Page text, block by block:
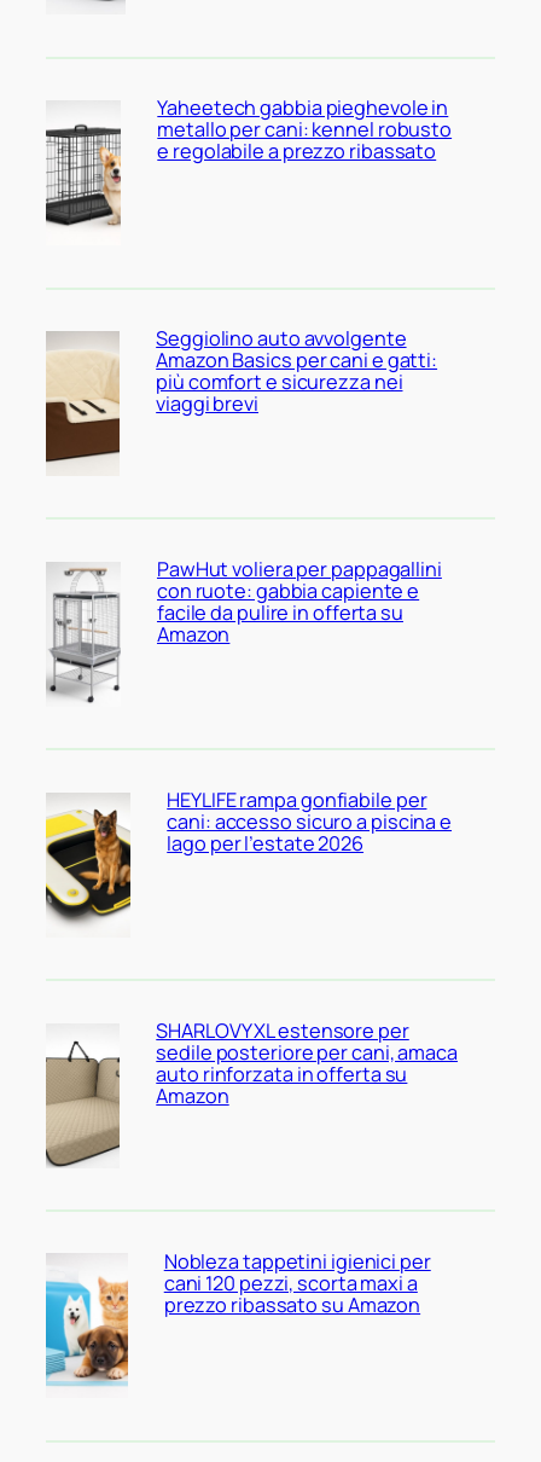
Yaheetech gabbia pieghevole in
metallo per cani: kennel robusto
e regolabile a prezzo ribassato
Seggiolino auto avvolgente
Amazon Basics per cani e gatti:
più comfort e sicurezza nei
viaggi brevi
PawHut voliera per pappagallini
con ruote: gabbia capiente e
facile da pulire in offerta su
Amazon
HEYLIFE rampa gonfiabile per
cani: accesso sicuro a piscina e
lago per l’estate 2026
SHARLOVY XL estensore per
sedile posteriore per cani, amaca
auto rinforzata in offerta su
Amazon
Nobleza tappetini igienici per
cani 120 pezzi, scorta maxi a
prezzo ribassato su Amazon